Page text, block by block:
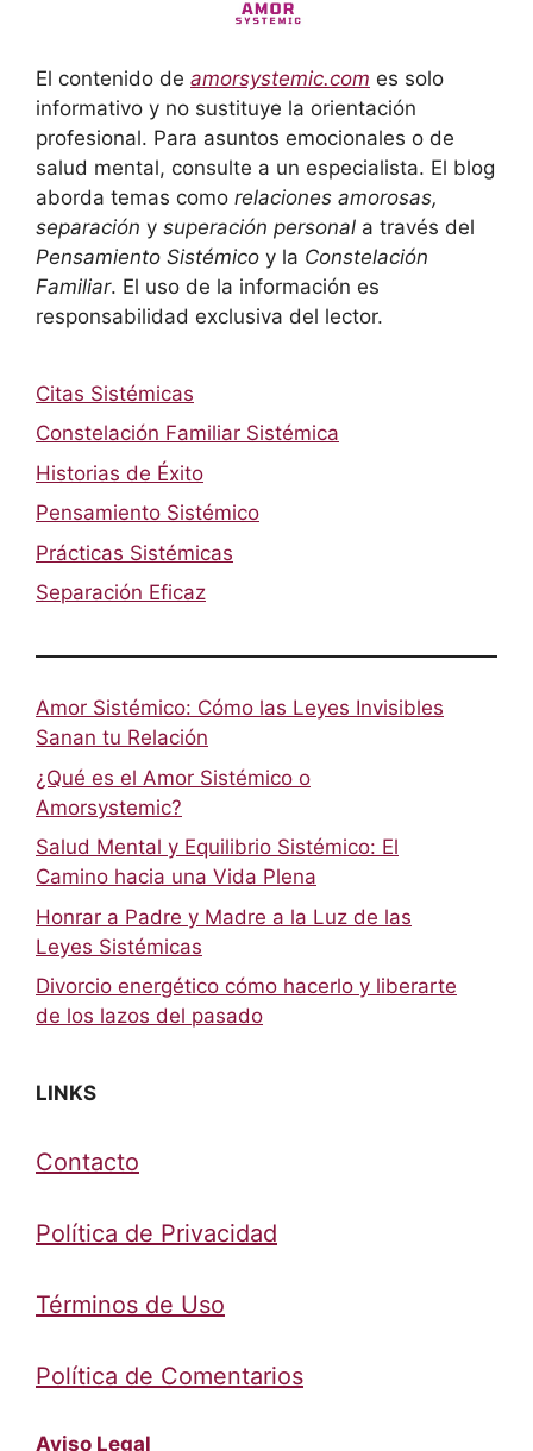
El contenido de amorsystemic.com es solo
informativo y no sustituye la orientación
profesional. Para asuntos emocionales o de
salud mental, consulte a un especialista. El blog
aborda temas como relaciones amorosas,
separación y superación personal a través del
Pensamiento Sistémico y la Constelación
Familiar. El uso de la información es
responsabilidad exclusiva del lector.
Citas Sistémicas
Constelación Familiar Sistémica
Historias de Éxito
Pensamiento Sistémico
Prácticas Sistémicas
Separación Eficaz
Amor Sistémico: Cómo las Leyes Invisibles
Sanan tu Relación
¿Qué es el Amor Sistémico o
Amorsystemic?
Salud Mental y Equilibrio Sistémico: El
Camino hacia una Vida Plena
Honrar a Padre y Madre a la Luz de las
Leyes Sistémicas
Divorcio energético cómo hacerlo y liberarte
de los lazos del pasado
LINKS
Contacto
Política de Privacidad
Términos de Uso
Política de Comentarios
Aviso Legal